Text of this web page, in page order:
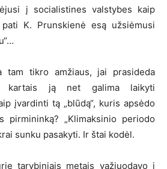
į socialistines valstybes kaip
K. Prunskienė esą užsiėmusi
tam tikro amžiaus, jai prasideda
kartais ją net galima laikyti
įvardinti tą „blūdą“, kuris apsėdo
pirmininką? „Klimaksinio periodo
sunku pasakyti. Ir štai kodėl.
tarybiniais metais važiuodavo į